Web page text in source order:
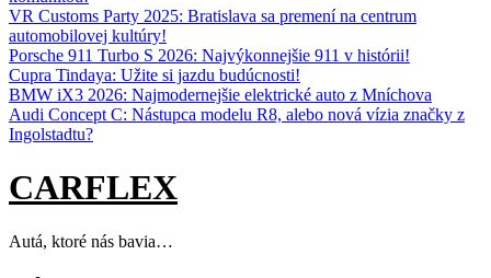
VR Customs Party 2025: Bratislava sa premení na centrum
automobilovej kultúry!
Porsche 911 Turbo S 2026: Najvýkonnejšie 911 v histórii!
Cupra Tindaya: Užite si jazdu budúcnosti!
BMW iX3 2026: Najmodernejšie elektrické auto z Mníchova
Audi Concept C: Nástupca modelu R8, alebo nová vízia značky z
Ingolstadtu?
CARFLEX
Autá, ktoré nás bavia…